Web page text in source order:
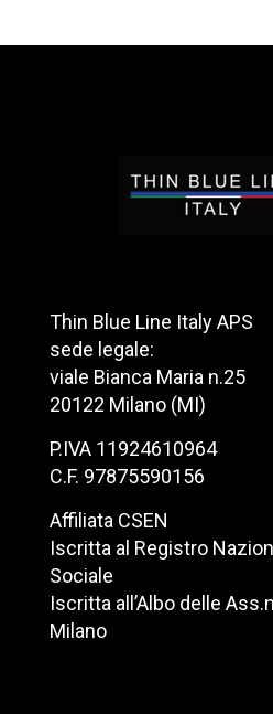
Thin Blue Line Italy APS
sede legale:
viale Bianca Maria n.25
20122 Milano (MI)
P.IVA 11924610964
C.F. 97875590156
Affiliata CSEN
Iscritta al Registro
Sociale
Iscritta all’Albo delle
Milano